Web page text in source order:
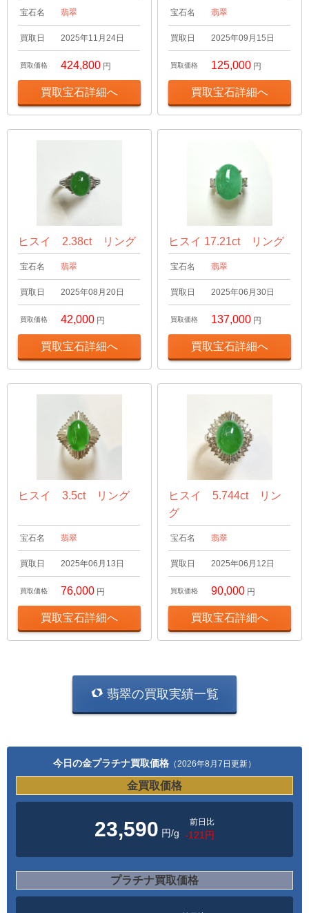
宝石名 翡翠
買取日 2025年11月24日
買取価格 424,800 円
買取宝石詳細へ
宝石名 翡翠
買取日 2025年09月15日
買取価格 125,000 円
買取宝石詳細へ
ヒスイ 2.38ct リング
宝石名 翡翠
買取日 2025年08月20日
買取価格 42,000 円
買取宝石詳細へ
ヒスイ 17.21ct リング
宝石名 翡翠
買取日 2025年06月30日
買取価格 137,000 円
買取宝石詳細へ
ヒスイ 3.5ct リング
宝石名 翡翠
買取日 2025年06月13日
買取価格 76,000 円
買取宝石詳細へ
ヒスイ 5.744ct リン
グ
宝石名 翡翠
買取日 2025年06月12日
買取価格 90,000 円
買取宝石詳細へ
翡翠の買取実績一覧
今日の金プラチナ買取価格 （2026年8月7日更新）
金買取価格
23,590 円/g
前日比
-121円
プラチナ買取価格